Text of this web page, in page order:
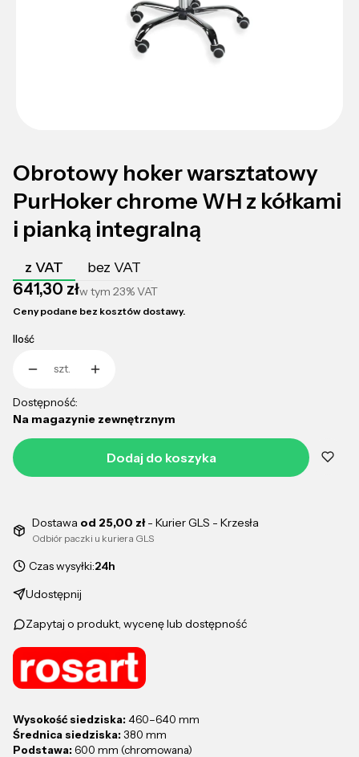
Obrotowy hoker warsztatowy
PurHoker chrome WH z kółkami
i pianką integralną
z VAT bez VAT
Cena
641,30 złw tym 23%VAT
Ceny podane bez kosztów dostawy.
Ilość
szt.
Dostępność:
Na magazynie zewnętrznym
Dodaj do koszyka
Dostawa od 25,00 zł- Kurier GLS - Krzesła
Odbiór paczki u kuriera GLS
Czas wysyłki:24h
Udostępnij
Zapytaj o produkt, wycenę lub dostępność
Wysokość siedziska: 460–640 mm
Średnica siedziska: 380 mm
Podstawa: 600 mm (chromowana)